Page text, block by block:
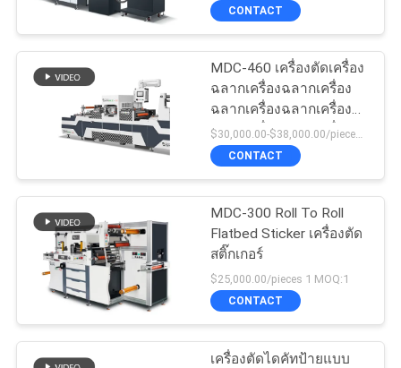
CONTACT
MDC-460 เครื่องตัดเครื่อง
ฉลากเครื่องฉลากเครื่อง
ฉลากเครื่องฉลากเครื่อง
ฉลากเครื่องฉลากเครื่อง
ฉลากเครื่องฉลากเครื่อง
ฉลาก
$30,000.00-$38,000.00/pieces MOQ:1
CONTACT
MDC-300 Roll To Roll
Flatbed Sticker เครื่องตัด
สติ๊กเกอร์
$25,000.00/pieces 1 MOQ:1
CONTACT
เครื่องตัดไดคัทป้ายแบบ